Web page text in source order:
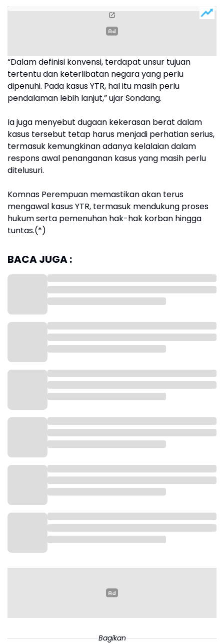
“Dalam definisi konvensi, terdapat unsur tujuan
tertentu dan keterlibatan negara yang perlu
dipenuhi. Pada kasus YTR, hal itu masih perlu
pendalaman lebih lanjut,” ujar Sondang.
Ia juga menyebut dugaan kekerasan berat dalam
kasus tersebut tetap harus menjadi perhatian serius,
termasuk kemungkinan adanya kelalaian dalam
respons awal penanganan kasus yang masih perlu
ditelusuri.
Komnas Perempuan memastikan akan terus
mengawal kasus YTR, termasuk mendukung proses
hukum serta pemenuhan hak-hak korban hingga
tuntas.(*)
BACA JUGA :
Bagikan